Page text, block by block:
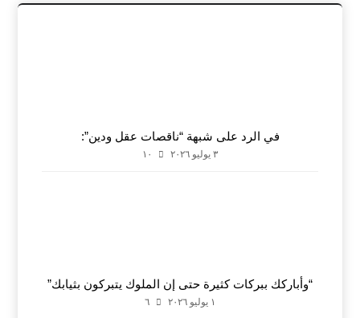
في الرد على شبهة “ناقصات عقل ودين”:
٣ يوليو ٢٠٢٦ ١٠
“وأباركك ببركات كثيرة حتى إن الملوك يتبركون بثيابك”
١ يوليو ٢٠٢٦ ٦